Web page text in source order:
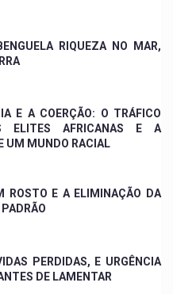
RIQUEZA NO MAR,
E A COERÇÃO: O TRÁFICO
ELITES AFRICANAS E A
UM MUNDO RACIAL
ROSTO E A ELIMINAÇÃO DA
PERDIDAS, E URGÊNCIA
DE LAMENTAR